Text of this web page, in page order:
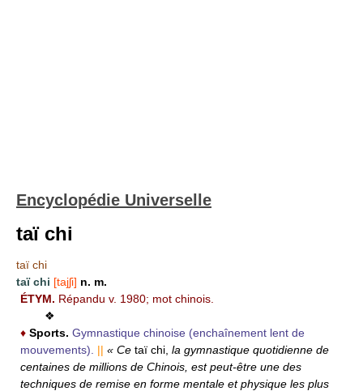
Encyclopédie Universelle
taï chi
taï chi
taï chi [tajʃi] n. m.
ÉTYM. Répandu v. 1980; mot chinois.
❖
♦ Sports. Gymnastique chinoise (enchaînement lent de
mouvements).
|| « Ce taï chi, la gymnastique quotidienne de
centaines de millions de Chinois, est peut-être une des
techniques de remise en forme mentale et physique les plus